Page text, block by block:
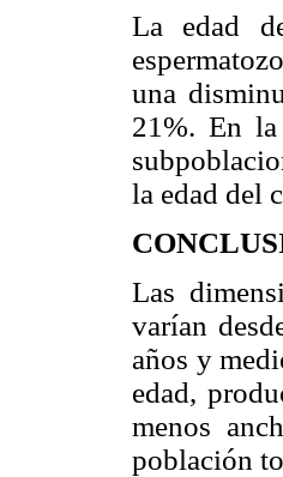
La edad
una
21%. En la
la edad del
Las
varían
años y
edad,
menos
población